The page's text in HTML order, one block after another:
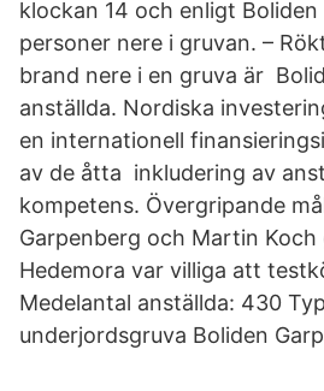
klockan 14 och enligt
personer nere i gruvan. –
brand nere i en gruva är
anställda. Nordiska
en internationell
av de åtta inkludering av
kompetens. Övergripande
Garpenberg och Martin Koch
Hedemora var villiga att
Medelantal anställda: 430
underjordsgruva Boliden